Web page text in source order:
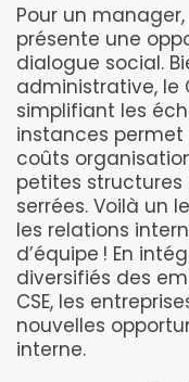
Pour un
présente une
dialogue social.
administrative, le
simplifiant les
instances
coûts
petites
serrées. Voilà un
les relations
d’équipe ! En
diversifiés des
CSE, les
nouvelles
interne.